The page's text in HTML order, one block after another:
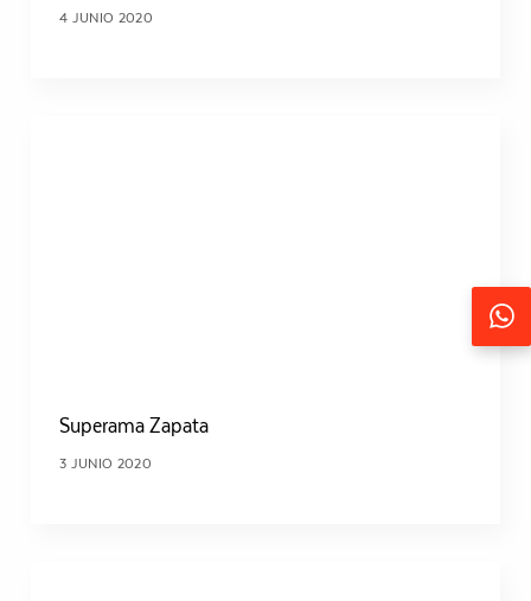
4 JUNIO 2020
Superama Zapata
3 JUNIO 2020